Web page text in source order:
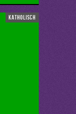
katholisch